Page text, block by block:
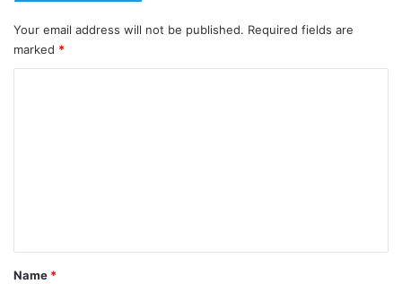
Your email address will not be published. Required fields are
marked *
*
Name *